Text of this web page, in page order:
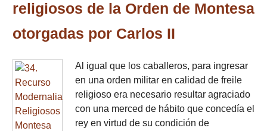
religiosos de la Orden de Montesa
otorgadas por Carlos II
Al igual que los caballeros, para ingresar
en una orden militar en calidad de freile
religioso era necesario resultar agraciado
con una merced de hábito que concedía el
rey en virtud de su condición de